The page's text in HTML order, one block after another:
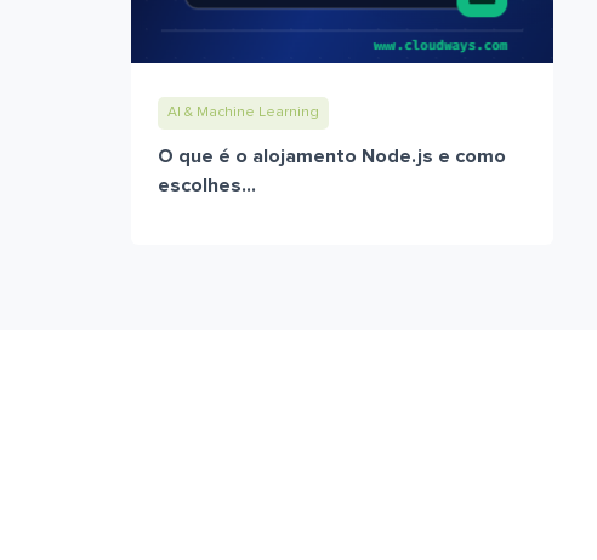
AI & Machine Learning
O que é o alojamento Node.js e como
escolhes...